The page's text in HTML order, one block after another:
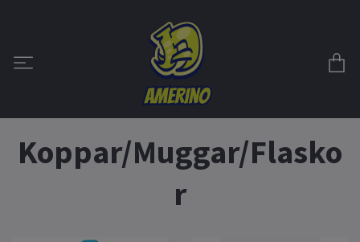
Koppar/Muggar/Flasko
r